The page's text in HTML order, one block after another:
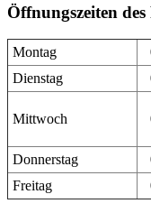
Öffnungszeiten des
Montag
Dienstag
Mittwoch
Donnerstag
Freitag